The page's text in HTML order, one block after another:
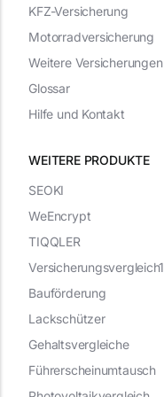
WEITERE PRODUKTE
KFZ-Versicherung
Motorradversicherung
Weitere Versicherungen
Glossar
Hilfe und Kontakt
SEOKI
WeEncrypt
TIQQLER
Versicherungsvergleich1
Bauförderung
Lackschützer
Gehaltsvergleiche
Führerscheinumtausch